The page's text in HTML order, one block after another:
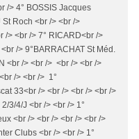
/> 4° BOSSIS Jacques
St Roch <br /> <br />
/> <br /> 7° RICARD<br />
/> 9°BARRACHAT St Méd.
<br /> <br /> <br /> <br />
/> <br /> 1°
33<br /> <br /> <br /> <br />
3/4/J <br /> <br /> 1°
<br /> <br /> <br /> <br />
Clubs <br /> <br /> 1°